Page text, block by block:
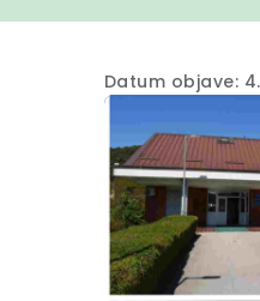
Datum objave: